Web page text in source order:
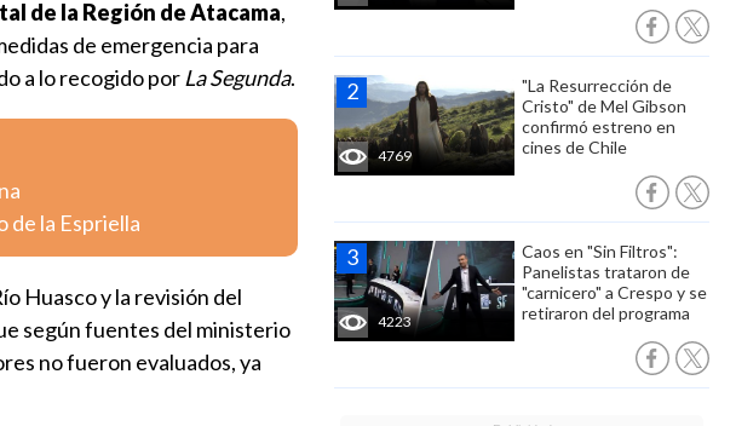
4769
"La Resurrección de
Cristo" de Mel Gibson
confirmó estreno en
cines de Chile
4223
Caos en "Sin Filtros":
Panelistas trataron de
"carnicero" a Crespo y se
retiraron del programa
de la Región de Atacama,
de emergencia para
a lo recogido por La Segunda.
de la Espriella
Huasco y la revisión del
según fuentes del ministerio
no fueron evaluados, ya